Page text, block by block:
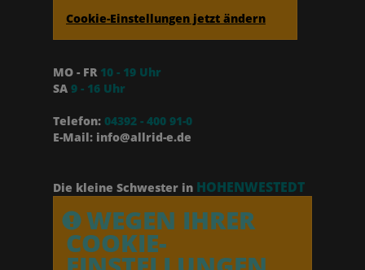
Cookie-Einstellungen jetzt ändern
MO - FR 10 - 19 Uhr
SA 9 - 16 Uhr
Telefon: 04392 - 400 91-0
E-Mail: info@allrid-e.de
Die kleine Schwester in HOHENWESTEDT
WEGEN IHRER
COOKIE-